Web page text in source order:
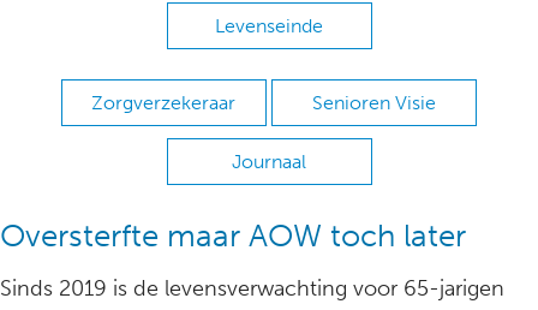
Levenseinde
Zorgverzekeraar Senioren Visie
Journaal
Oversterfte maar AOW toch later
Sinds 2019 is de levensverwachting voor 65-jarigen